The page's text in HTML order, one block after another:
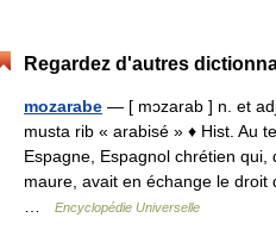
Regardez d'autres
mozarabe — [ mɔzarab ] n. et
musta rib « arabisé » ♦ Hist. Au
Espagne, Espagnol chrétien
maure, avait en échange le droit
Encyclopédie Universelle